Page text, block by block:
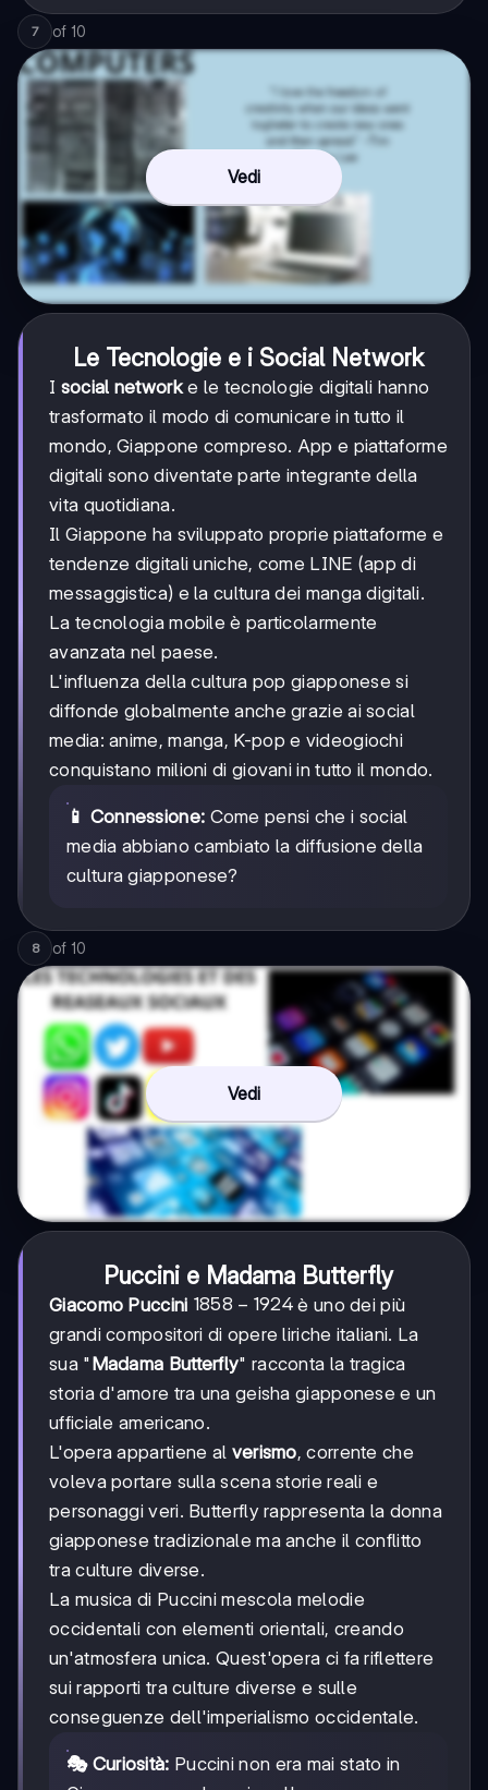
7 of 10
Vedi
Le Tecnologie e i Social Network
I social networke le tecnologie digitali hanno
trasformato il modo di comunicare in tutto il
mondo, Giappone compreso. App e piattaforme
digitali sono diventate parte integrante della
vita quotidiana.
Il Giappone ha sviluppato proprie piattaforme e
tendenze digitali uniche, come LINE (app di
messaggistica) e la cultura dei manga digitali.
La tecnologia mobile è particolarmente
avanzata nel paese.
L'influenza della cultura pop giapponese si
diffonde globalmente anche grazie ai social
media: anime, manga, K-pop e videogiochi
conquistano milioni di giovani in tutto il mondo.
📱 Connessione: Come pensi che i social
media abbiano cambiato la diffusione della
cultura giapponese?
8 of 10
Vedi
Puccini e Madama Butterfly
Giacomo Puccini 1858-
1924
1858 − 1924 è uno dei più
grandi compositori di opere liriche italiani. La
sua "Madama Butterfly" racconta la tragica
storia d'amore tra una geisha giapponese e un
ufficiale americano.
L'opera appartiene al verismo, corrente che
voleva portare sulla scena storie reali e
personaggi veri. Butterfly rappresenta la donna
giapponese tradizionale ma anche il conflitto
tra culture diverse.
La musica di Puccini mescola melodie
occidentali con elementi orientali, creando
un'atmosfera unica. Quest'opera ci fa riflettere
sui rapporti tra culture diverse e sulle
conseguenze dell'imperialismo occidentale.
🎭 Curiosità: Puccini non era mai stato in